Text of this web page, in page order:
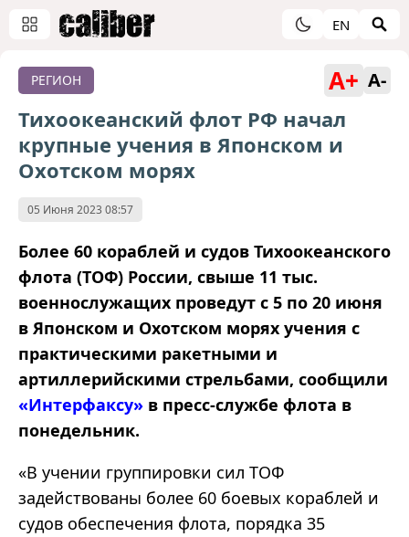
EN
РЕГИОН A+ A-
Тихоокеанский флот РФ начал
крупные учения в Японском и
Охотском морях
05 Июня 2023 08:57
Более 60 кораблей и судов Тихоокеанского
флота (ТОФ) России, свыше 11 тыс.
военнослужащих проведут с 5 по 20 июня
в Японском и Охотском морях учения с
практическими ракетными и
артиллерийскими стрельбами, сообщили
«Интерфаксу» в пресс-службе флота в
понедельник.
«В учении группировки сил ТОФ
задействованы более 60 боевых кораблей и
судов обеспечения флота, порядка 35